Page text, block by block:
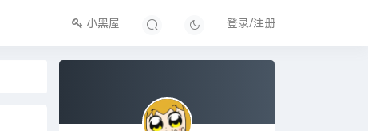
小黑屋 登录/注册